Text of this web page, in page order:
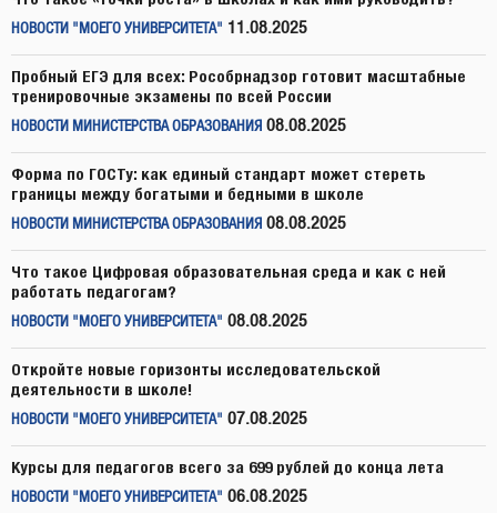
НОВОСТИ "МОЕГО УНИВЕРСИТЕТА" 11.08.2025
Пробный ЕГЭ для всех: Рособрнадзор готовит масштабные
тренировочные экзамены по всей России
НОВОСТИ МИНИСТЕРСТВА ОБРАЗОВАНИЯ 08.08.2025
Форма по ГОСТу: как единый стандарт может стереть
границы между богатыми и бедными в школе
НОВОСТИ МИНИСТЕРСТВА ОБРАЗОВАНИЯ 08.08.2025
Что такое Цифровая образовательная среда и как с ней
работать педагогам?
НОВОСТИ "МОЕГО УНИВЕРСИТЕТА" 08.08.2025
Откройте новые горизонты исследовательской
деятельности в школе!
НОВОСТИ "МОЕГО УНИВЕРСИТЕТА" 07.08.2025
Курсы для педагогов всего за 699 рублей до конца лета
НОВОСТИ "МОЕГО УНИВЕРСИТЕТА" 06.08.2025